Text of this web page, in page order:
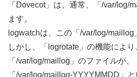
「Dovecot」は、通常、「/var/log/
ます。
logwatchは、この「/var/log/maillog
しかし、「logrotate」の機能により
「/var/log/maillog」のファイルが、
「/var/log/maillog-YYYYMMDD」